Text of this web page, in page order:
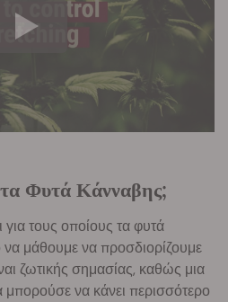
τα Φυτά Κάνναβης;
τους οποίους τα φυτά
να μάθουμε να προσδιορίζουμε
ζωτικής σημασίας, καθώς μια
να κάνει περισσότερο